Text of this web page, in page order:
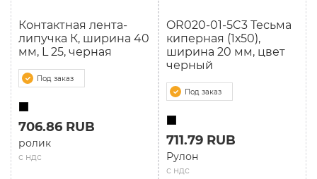
Контактная лента-
липучка К, ширина 40
мм, L 25, черная
Под заказ
с ндс
706.86 RUB
ролик
OR020-01-5C3 Тесьма
киперная (1х50),
ширина 20 мм, цвет
черный
Под заказ
с ндс
711.79 RUB
Рулон